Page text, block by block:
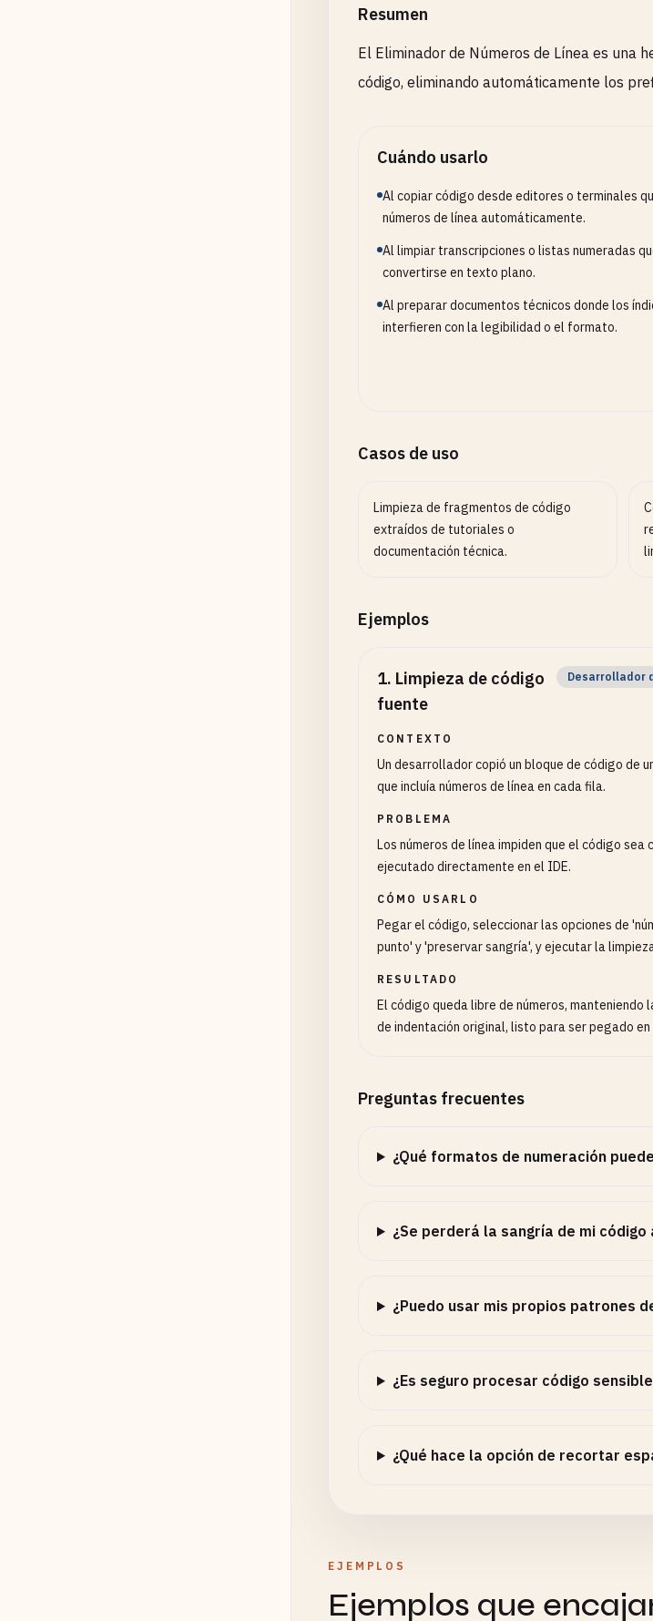
Resumen
El Eliminador de Números de Línea es una
código, eliminando automáticamente los
Cuándo usarlo
Al copiar código desde editores o terminales
números de línea automáticamente.
Al limpiar transcripciones o listas numeradas
convertirse en texto plano.
Al preparar documentos técnicos donde los
interfieren con la legibilidad o el formato.
Casos de uso
Limpieza de fragmentos de código
extraídos de tutoriales o
documentación técnica.
Ejemplos
1. Limpieza de código
fuente
Desarrollador
CONTEXTO
Un desarrollador copió un bloque de código de
que incluía números de línea en cada fila.
PROBLEMA
Los números de línea impiden que el código sea
ejecutado directamente en el IDE.
CÓMO USARLO
Pegar el código, seleccionar las opciones de
punto' y 'preservar sangría', y ejecutar la
RESULTADO
El código queda libre de números, manteniendo
de indentación original, listo para ser pegado
Preguntas frecuentes
¿Qué formatos de numeración
¿Se perderá la sangría de mi
¿Puedo usar mis propios patrones
¿Es seguro procesar código
¿Qué hace la opción de recortar
EJEMPLOS
Ejemplos que